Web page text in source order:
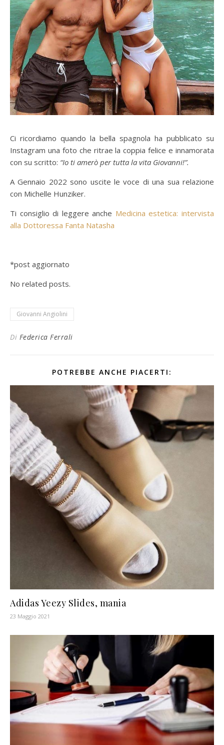
Ci ricordiamo quando la bella spagnola ha pubblicato su
Instagram una foto che ritrae la coppia felice e innamorata
con su scritto: “Io ti amerò per tutta la vita Giovanni!”.
A Gennaio 2022 sono uscite le voce di una sua relazione
con Michelle Hunziker.
Ti consiglio di leggere anche Medicina estetica: intervista
alla Dottoressa Fanta Natasha
*post aggiornato
No related posts.
Giovanni Angiolini
Di Federica Ferrali
POTREBBE ANCHE PIACERTI:
Adidas Yeezy Slides, mania
23 Maggio 2021